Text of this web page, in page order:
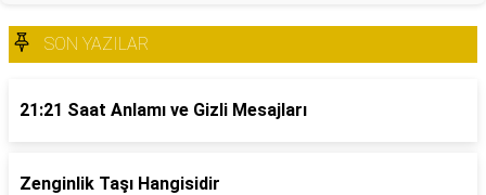
SON YAZILAR
21:21 Saat Anlamı ve Gizli Mesajları
Zenginlik Taşı Hangisidir